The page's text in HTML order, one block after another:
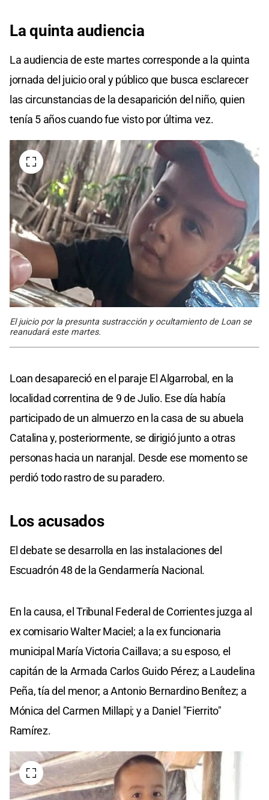
La quinta audiencia
La audiencia de este martes corresponde a la quinta
jornada del juicio oral y público que busca esclarecer
las circunstancias de la desaparición del niño, quien
tenía 5 años cuando fue visto por última vez.
El juicio por la presunta sustracción y ocultamiento de Loan se
reanudará este martes.
Loan desapareció en el paraje El Algarrobal, en la
localidad correntina de 9 de Julio. Ese día había
participado de un almuerzo en la casa de su abuela
Catalina y, posteriormente, se dirigió junto a otras
personas hacia un naranjal. Desde ese momento se
perdió todo rastro de su paradero.
Los acusados
El debate se desarrolla en las instalaciones del
Escuadrón 48 de la Gendarmería Nacional.
En la causa, el Tribunal Federal de Corrientes juzga al
ex comisario Walter Maciel; a la ex funcionaria
municipal María Victoria Caillava; a su esposo, el
capitán de la Armada Carlos Guido Pérez; a Laudelina
Peña, tía del menor; a Antonio Bernardino Benítez; a
Mónica del Carmen Millapi; y a Daniel "Fierrito"
Ramírez.